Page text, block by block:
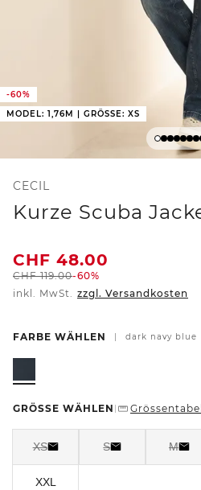
-60%
MODEL: 1,76M | GRÖSSE: XS
CECIL
Kurze Scuba
CHF 48.00
CHF119.00-60%
inkl. MwSt. zzgl. Versandkosten
FARBE WÄHLEN dark navy blue
GRÖSSE WÄHLEN
XS S M
XXL